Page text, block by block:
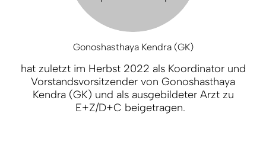
Gonoshasthaya Kendra (GK)
hat zuletzt im Herbst 2022 als Koordinator und
Vorstandsvorsitzender von Gonoshasthaya
Kendra (GK) und als ausgebildeter Arzt zu
E+Z/D+C beigetragen.